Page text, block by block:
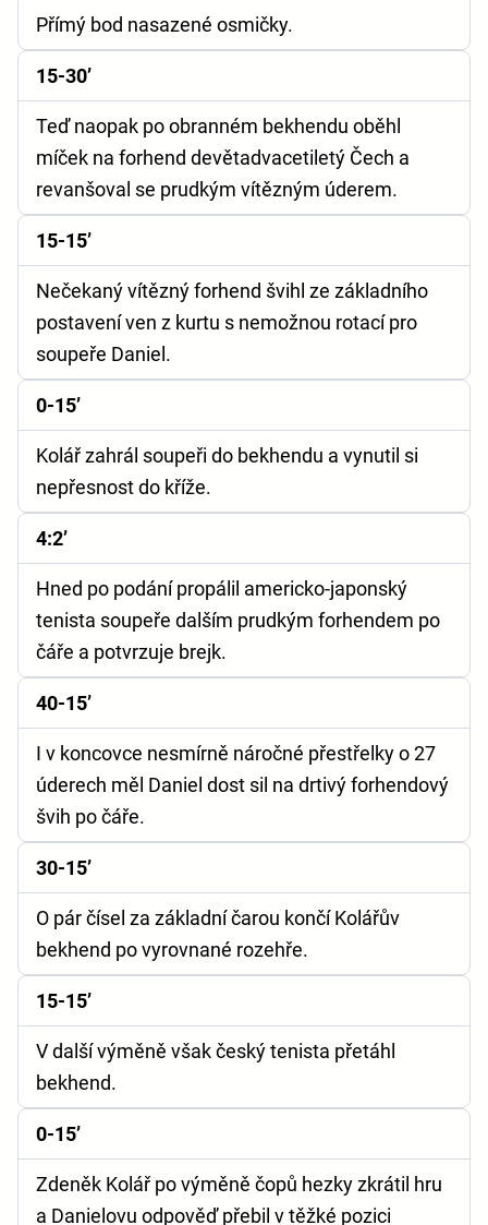
Přímý bod nasazené osmičky.
15-30’
Teď naopak po obranném bekhendu oběhl
míček na forhend devětadvacetiletý Čech a
revanšoval se prudkým vítězným úderem.
15-15’
Nečekaný vítězný forhend švihl ze základního
postavení ven z kurtu s nemožnou rotací pro
soupeře Daniel.
0-15’
Kolář zahrál soupeři do bekhendu a vynutil si
nepřesnost do kříže.
4:2’
Hned po podání propálil americko-japonský
tenista soupeře dalším prudkým forhendem po
čáře a potvrzuje brejk.
40-15’
I v koncovce nesmírně náročné přestřelky o 27
úderech měl Daniel dost sil na drtivý forhendový
švih po čáře.
30-15’
O pár čísel za základní čarou končí Kolářův
bekhend po vyrovnané rozehře.
15-15’
V další výměně však český tenista přetáhl
bekhend.
0-15’
Zdeněk Kolář po výměně čopů hezky zkrátil hru
a Danielovu odpověď přebil v těžké pozici